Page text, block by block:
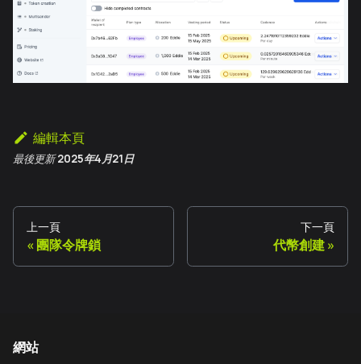
編輯本頁
最後更新 2025年4月21日
上一頁
團隊令牌鎖
下一頁
代幣創建
網站